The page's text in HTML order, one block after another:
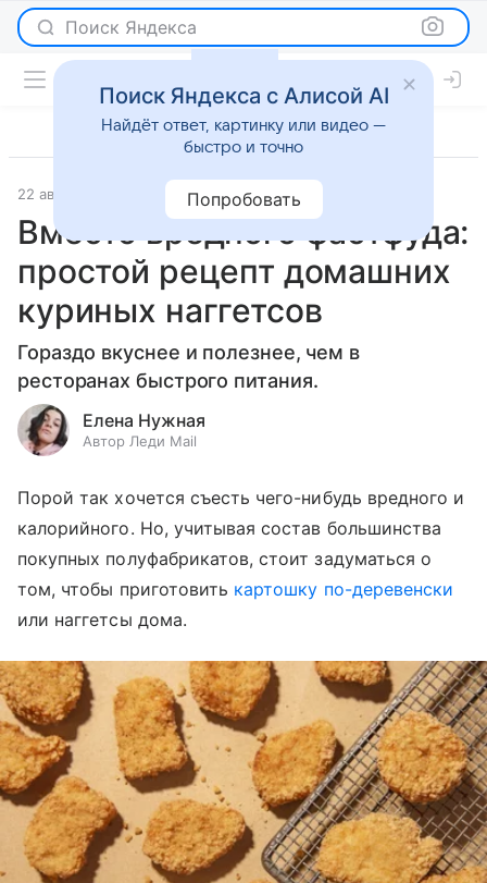
Поиск Яндекса
22 августа 2023 Рецепты
Вместо вредного фастфуда:
простой рецепт домашних
куриных наггетсов
Гораздо вкуснее и полезнее, чем в
ресторанах быстрого питания.
Елена Нужная
Автор Леди Mail
Порой так хочется съесть чего-нибудь вредного и
калорийного. Но, учитывая состав большинства
покупных полуфабрикатов, стоит задуматься о
том, чтобы приготовить картошку по-деревенски
или наггетсы дома.
Поиск Яндекса с Алисой AI
Найдёт ответ, картинку или видео —
быстро и точно
Попробовать